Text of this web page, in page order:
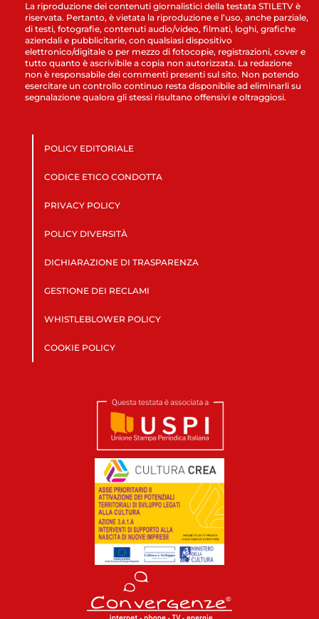
La riproduzione dei contenuti giornalistici della testata STILETV è
riservata. Pertanto, è vietata la riproduzione e l’uso, anche parziale,
di testi, fotografie, contenuti audio/video, filmati, loghi, grafiche
aziendali e pubblicitarie, con qualsiasi dispositivo
elettronico/digitale o per mezzo di fotocopie, registrazioni, cover e
tutto quanto è ascrivibile a copia non autorizzata. La redazione
non è responsabile dei commenti presenti sul sito. Non potendo
esercitare un controllo continuo resta disponibile ad eliminarli su
segnalazione qualora gli stessi risultano offensivi e oltraggiosi.
POLICY EDITORIALE
CODICE ETICO CONDOTTA
PRIVACY POLICY
POLICY DIVERSITÀ
DICHIARAZIONE DI TRASPARENZA
GESTIONE DEI RECLAMI
WHISTLEBLOWER POLICY
COOKIE POLICY